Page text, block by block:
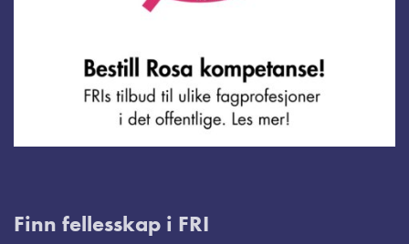
Finn fellesskap i FRI